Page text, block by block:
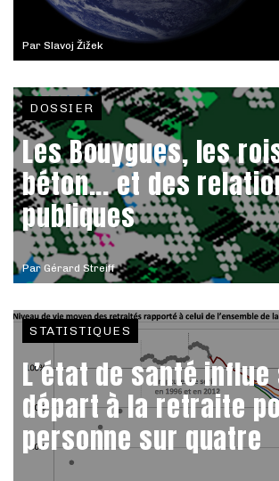
Par Slavoj Žižek
Par Gérard Streiff
DOSSIER
Les Bouygues, les
béton... et des
publiques
STATISTIQUES
L’état de santé
départ à la retraite
personne sur quatre